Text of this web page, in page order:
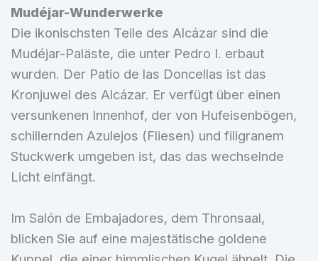
Mudéjar-Wunderwerke
Die ikonischsten Teile des Alcázar sind die
Mudéjar-Paläste, die unter Pedro I. erbaut
wurden. Der Patio de las Doncellas ist das
Kronjuwel des Alcázar. Er verfügt über einen
versunkenen Innenhof, der von Hufeisenbögen,
schillernden Azulejos (Fliesen) und filigranem
Stuckwerk umgeben ist, das das wechselnde
Licht einfängt.
Im Salón de Embajadores, dem Thronsaal,
blicken Sie auf eine majestätische goldene